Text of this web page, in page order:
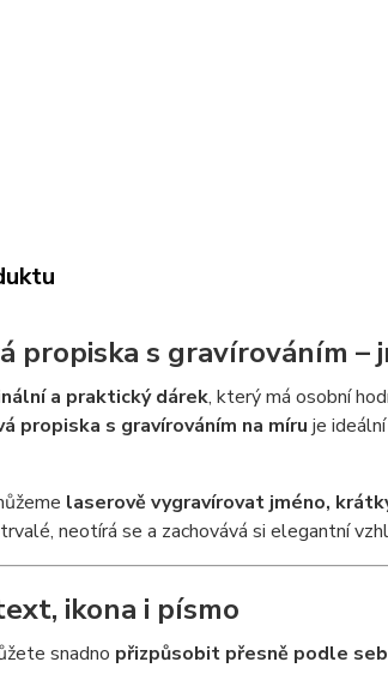
propiska s gravírováním –
a praktický dárek, který má osobní
propiska s gravírováním na míru je
laserově vygravírovat jméno,
neotírá se a zachovává si elegantní
ikona i písmo
snadno přizpůsobit přesně podle